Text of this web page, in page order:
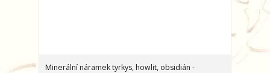
Minerální náramek tyrkys, howlit, obsidián -